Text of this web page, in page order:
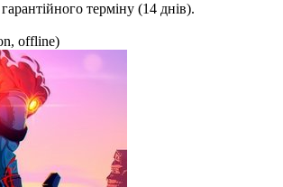
терміну (14 днів).
offline)